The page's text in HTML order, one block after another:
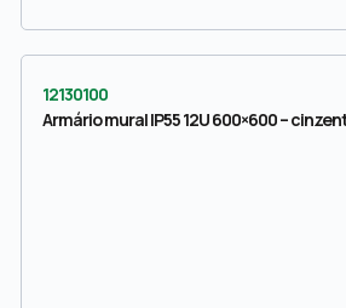
12130100
Armário mural IP55 12U 600×600 –